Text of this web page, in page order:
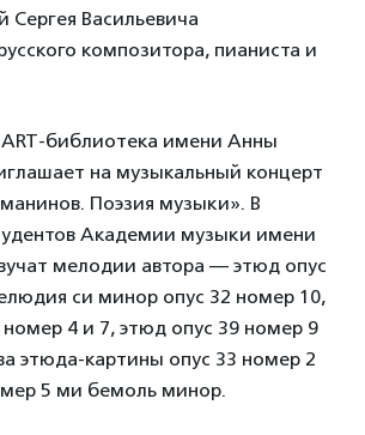
Васильевича
композитора, пианиста и
библиотека имени Анны
на музыкальный концерт
Поэзия музыки». В
Академии музыки имени
мелодии автора — этюд опус
си минор опус 32 номер 10,
4 и 7, этюд опус 39 номер 9
этюда-картины опус 33 номер 2
5 ми бемоль минор.